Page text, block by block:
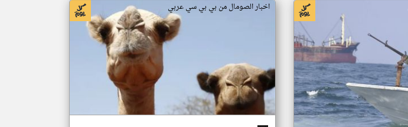
اخبار الصومال من بي بي سي عربي